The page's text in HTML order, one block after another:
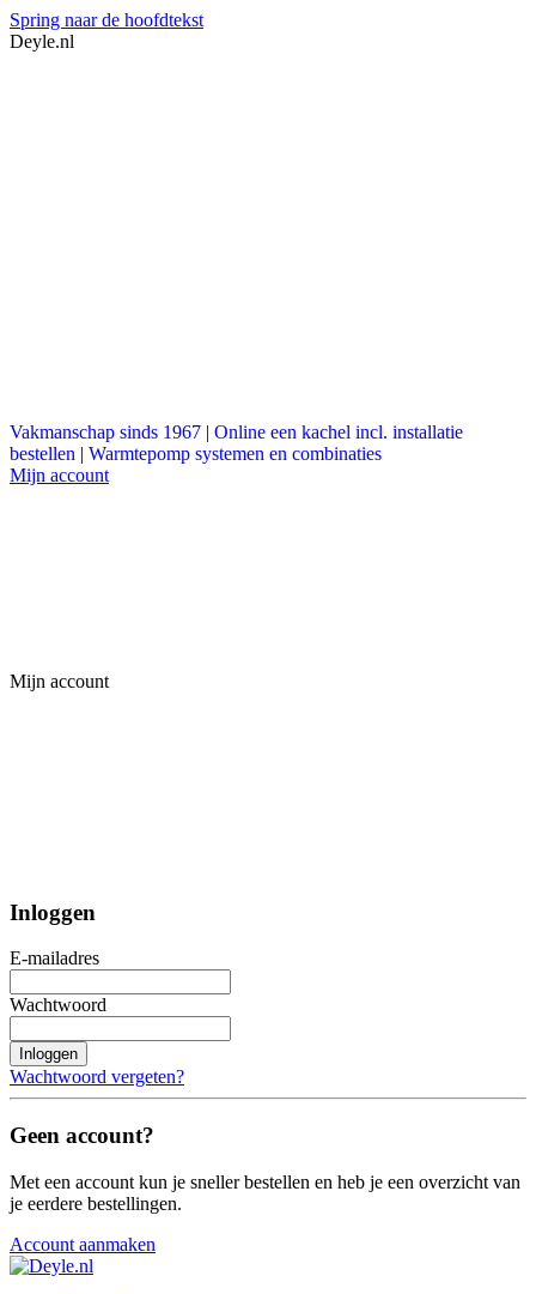
Spring naar de hoofdtekst
Deyle.nl
Vakmanschap sinds 1967 | Online een kachel incl. installatie
bestellen | Warmtepomp systemen en combinaties
Mijn account
Mijn account
Inloggen
E-mailadres
Wachtwoord
Inloggen
Wachtwoord vergeten?
Geen account?
Met een account kun je sneller bestellen en heb je een overzicht van
je eerdere bestellingen.
Account aanmaken